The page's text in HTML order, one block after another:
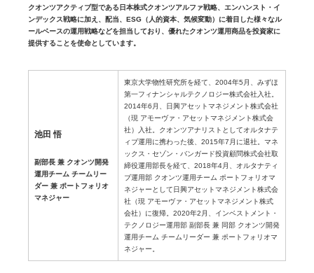
クオンツアクティブ型である日本株式クオンツアルファ戦略、エンハンスト・イ
ンデックス戦略に加え、配当、ESG（人的資本、気候変動）に着目した様々なル
ールベースの運用戦略などを担当しており、優れたクオンツ運用商品を投資家に
提供することを使命としています。
池田 悟
副部長 兼 クオンツ開発
運用チーム チームリー
ダー 兼 ポートフォリオ
マネジャー
東京大学物性研究所を経て、2004年5月、みずほ
第一フィナンシャルテクノロジー株式会社入社。
2014年6月、日興アセットマネジメント株式会社
（現 アモーヴァ・アセットマネジメント株式会
社）入社。クオンツアナリストとしてオルタナテ
ィブ運用に携わった後、2015年7月に退社。マネ
ックス・セゾン・バンガード投資顧問株式会社取
締役運用部長を経て、2018年4月、オルタナティ
ブ運用部 クオンツ運用チーム ポートフォリオマ
ネジャーとして日興アセットマネジメント株式会
社（現 アモーヴァ・アセットマネジメント株式
会社）に復帰。2020年2月、インベストメント・
テクノロジー運用部 副部長 兼 同部 クオンツ開発
運用チーム チームリーダー 兼 ポートフォリオマ
ネジャー。